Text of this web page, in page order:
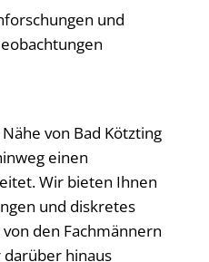
und
von Bad Kötzting
einen
Wir bieten Ihnen
und diskretes
den Fachmännern
hinaus